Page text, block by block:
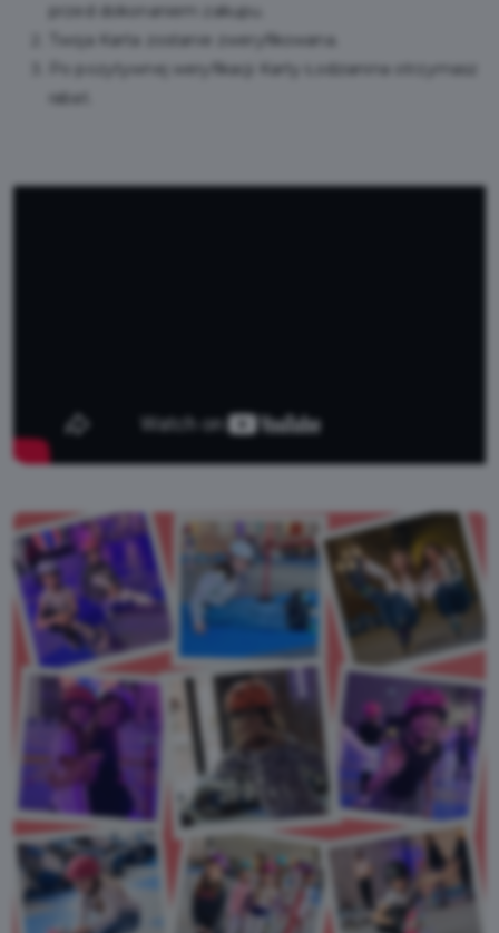
przed dokonaniem zakupu.
Twoja Karta zostanie zweryfikowana.
Po pozytywnej weryfikacji Karty Łodzianina otrzymasz
rabat.